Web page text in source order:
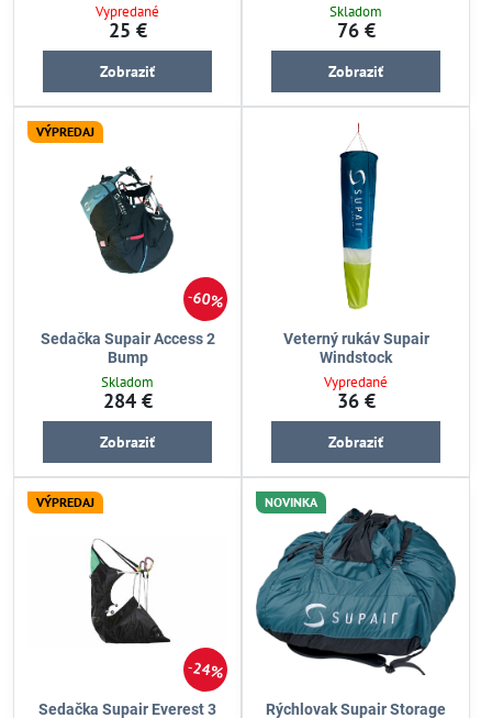
Vypredané
25 €
Zobraziť
Skladom
76 €
Zobraziť
60%
VÝPREDAJ
Sedačka Supair Access 2
Bump
Skladom
284 €
Zobraziť
Veterný rukáv Supair
Windstock
Vypredané
36 €
Zobraziť
24%
VÝPREDAJ
Sedačka Supair Everest 3
NOVINKA
Rýchlovak Supair Storage